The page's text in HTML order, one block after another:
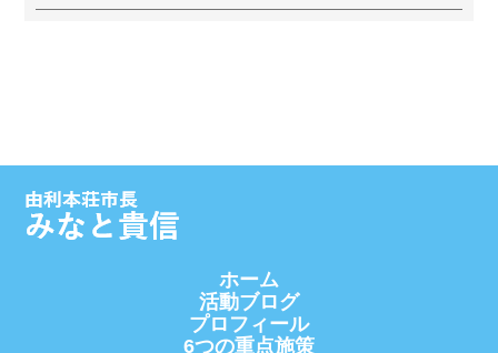
ホーム
活動ブログ
プロフィール
6つの重点施策